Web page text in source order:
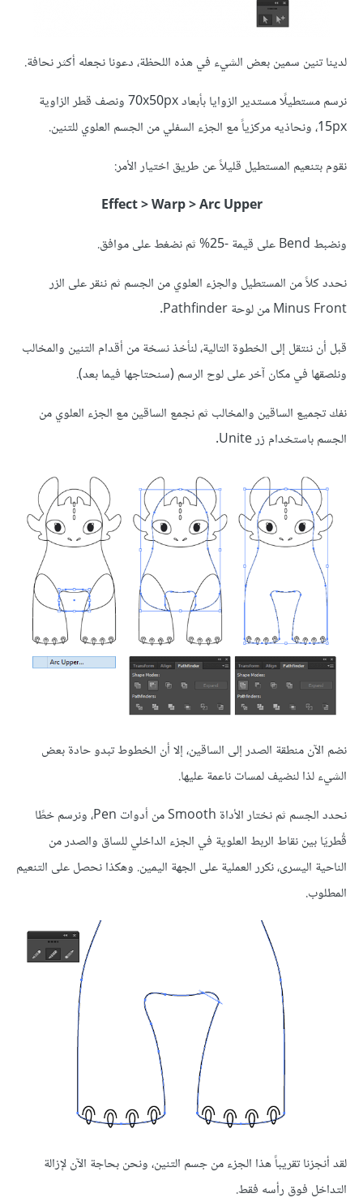
لدينا تنين سمين بعض الشيء في هذه اللحظة، دعونا نجعله أكثر نحافة.
نرسم مستطيلًا مستدير الزوايا بأبعاد 70x50px ونصف قطر الزاوية
15px، ونحاذيه مركزياً مع الجزء السفلي من الجسم العلوي للتنين.
نقوم بتنعيم المستطيل قليلاً عن طريق اختيار الأمر:
Effect > Warp > Arc Upper
ونضبط Bend على قيمة -25% ثم نضغط على موافق.
نحدد كلاً من المستطيل والجزء العلوي من الجسم ثم ننقر على الزر
Minus Front من لوحة Pathfinder.
قبل أن ننتقل إلى الخطوة التالية، لنأخذ نسخة من أقدام التنين والمخالب
ونلصقها في مكان آخر على لوح الرسم (سنحتاجها فيما بعد).
نفك تجميع الساقين والمخالب ثم نجمع الساقين مع الجزء العلوي من
الجسم باستخدام زر Unite.
نضم الآن منطقة الصدر إلى الساقين، إلا أن الخطوط تبدو حادة بعض
الشيء لذا لنضيف لمسات ناعمة عليها.
نحدد الجسم ثم نختار الأداة Smooth من أدوات Pen، ونرسم خطًا
قُطريَا بين نقاط الربط العلوية في الجزء الداخلي للساق والصدر من
الناحية اليسرى، نكرر العملية على الجهة اليمين. وهكذا نحصل على التنعيم
المطلوب.
لقد أنجزنا تقريباً هذا الجزء من جسم التنين، ونحن بحاجة الآن لإزالة
التداخل فوق رأسه فقط.